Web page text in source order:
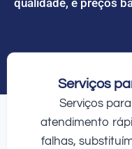
Serviços
Serviços
atendimento
falhas,